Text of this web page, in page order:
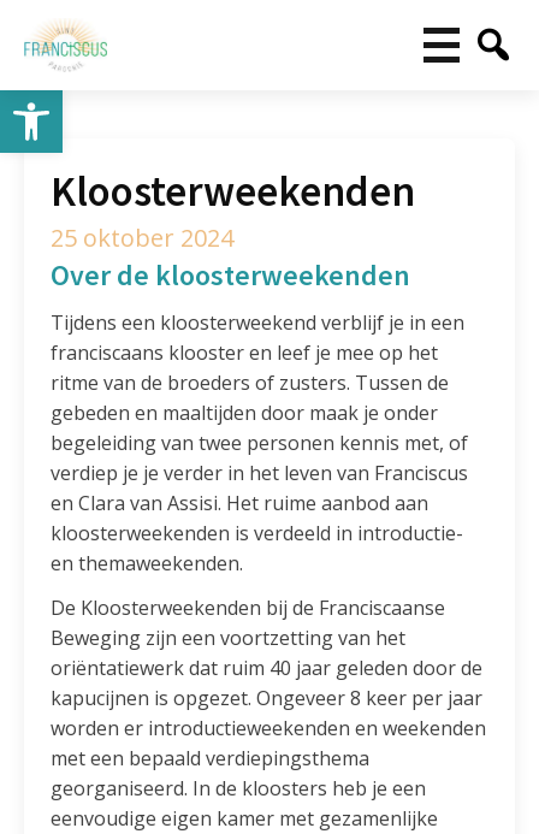
Toolbar openen
Kloosterweekenden
25 oktober 2024
Over de kloosterweekenden
Tijdens een kloosterweekend verblijf je in een
franciscaans klooster en leef je mee op het
ritme van de broeders of zusters. Tussen de
gebeden en maaltijden door maak je onder
begeleiding van twee personen kennis met, of
verdiep je je verder in het leven van Franciscus
en Clara van Assisi. Het ruime aanbod aan
kloosterweekenden is verdeeld in introductie-
en themaweekenden.
De Kloosterweekenden bij de Franciscaanse
Beweging zijn een voortzetting van het
oriëntatiewerk dat ruim 40 jaar geleden door de
kapucijnen is opgezet. Ongeveer 8 keer per jaar
worden er introductieweekenden en weekenden
met een bepaald verdiepingsthema
georganiseerd. In de kloosters heb je een
eenvoudige eigen kamer met gezamenlijke